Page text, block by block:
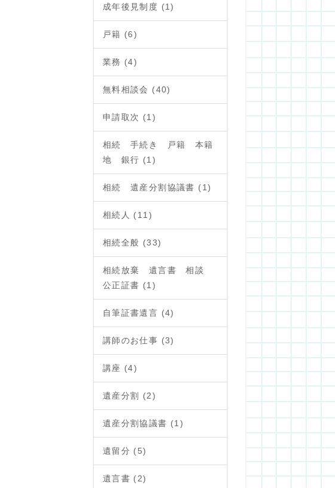
成年後見制度 (1)
戸籍 (6)
業務 (4)
無料相談会 (40)
申請取次 (1)
相続 手続き 戸籍 本籍
地 銀行 (1)
相続 遺産分割協議書 (1)
相続人 (11)
相続全般 (33)
相続放棄 遺言書 相談
公正証書 (1)
自筆証書遺言 (4)
講師のお仕事 (3)
講座 (4)
遺産分割 (2)
遺産分割協議書 (1)
遺留分 (5)
遺言書 (2)